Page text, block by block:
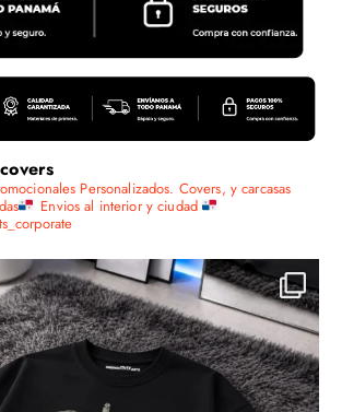
Personalizados. Covers, y carcasas
Envios al interior y ciudad